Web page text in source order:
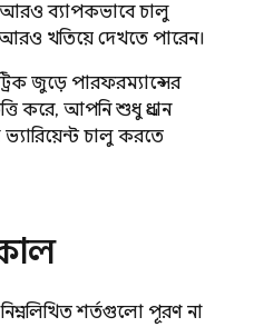
আরও ব্যাপকভাবে চালু
খতিয়ে দেখতে পারেন।
জুড়ে পারফরম্যান্সের
করে, আপনি শুধু প্রধান
চালু করতে
শর্তগুলো পূরণ না